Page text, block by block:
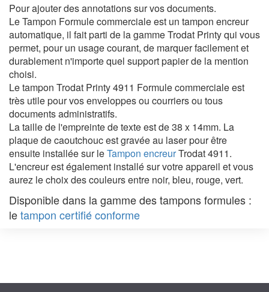
Pour ajouter des annotations sur vos documents.
Le Tampon Formule commerciale est un tampon encreur
automatique, il fait parti de la gamme Trodat Printy qui vous
permet, pour un usage courant, de marquer facilement et
durablement n'importe quel support papier de la mention
choisi.
Le tampon Trodat Printy 4911 Formule commerciale est
très utile pour vos enveloppes ou courriers ou tous
documents administratifs.
La taille de l'empreinte de texte est de 38 x 14mm. La
plaque de caoutchouc est gravée au laser pour être
ensuite installée sur leTampon encreurTrodat 4911.
L'encreur est également installé sur votre appareil et vous
aurez le choix des couleurs entre noir, bleu, rouge, vert.
Disponible dans la gamme des tampons formules :
letampon certifié conforme